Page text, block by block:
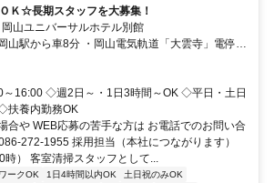
Ｋ☆長期スタッフを大募集！
山ユニバーサルホテル別館
山駅から車8分 ・岡山電気軌道「大雲寺」電停か
～16:00 ◇週2日～・1日3時間～OK ◇平日・土日
扶養内勤務OK
合や WEB応募の苦手な方は お電話でのお問い合
272-1955 採用担当（本社につながります）
） 客室清掃スタッフとして...
ークOK 1日4時間以内OK
土日祝のみOK